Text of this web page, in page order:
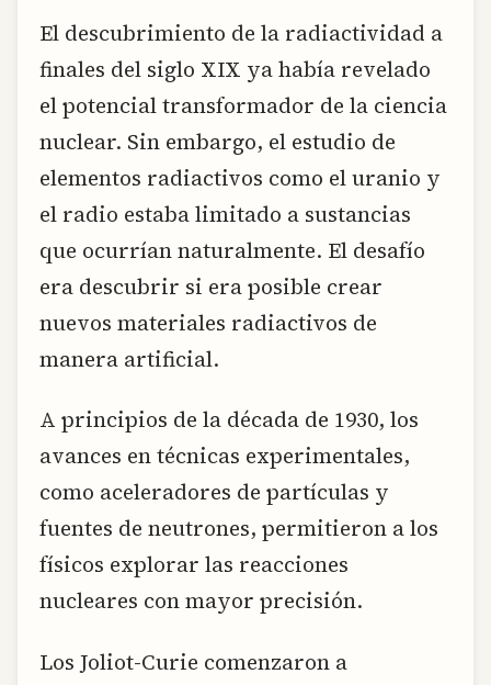
El descubrimiento de la radiactividad a
finales del siglo XIX ya había revelado
el potencial transformador de la ciencia
nuclear. Sin embargo, el estudio de
elementos radiactivos como el uranio y
el radio estaba limitado a sustancias
que ocurrían naturalmente. El desafío
era descubrir si era posible crear
nuevos materiales radiactivos de
manera artificial.
A principios de la década de 1930, los
avances en técnicas experimentales,
como aceleradores de partículas y
fuentes de neutrones, permitieron a los
físicos explorar las reacciones
nucleares con mayor precisión.
Los Joliot-Curie comenzaron a